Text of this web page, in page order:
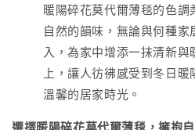
暖陽碎花莫代爾薄毯的色
自然的韻味，無論與何種
入，為家中增添一抹清新
上，讓人彷彿感受到冬日
溫馨的居家時光。